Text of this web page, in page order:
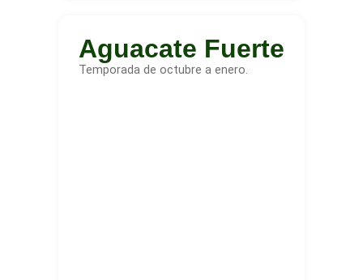
Aguacate Fuerte
Temporada de octubre a enero.